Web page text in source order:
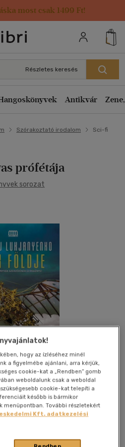
most csak 1499 Ft!
adatai
Részletes keresés
Antikvár
Szórakoztató irodalom Sci-fi
prófétája
sorozat
|352 oldal
hogy az ízléséhez minél
a figyelmébe ajánlani, arra kérjük,
cookie-kat a „Rendben” gomb
weboldalunk csak a weboldal
cookie-kat telepíti a
később is bármikor
menüpontban. További részletekért
Kft. adatkezelési